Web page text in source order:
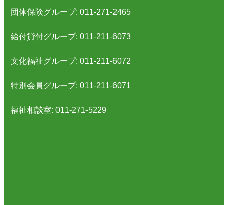
団体保険グループ: 011-271-2465
給付貸付グループ: 011-211-6073
文化福祉グループ: 011-211-6072
特別会員グループ: 011-211-6071
福祉相談室: 011-271-5229